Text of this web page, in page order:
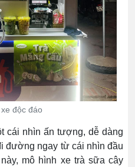
độc đáo
cái nhìn ấn tượng, dễ dàng
đường ngay từ cái nhìn đầu
mô hình xe trà sữa cây